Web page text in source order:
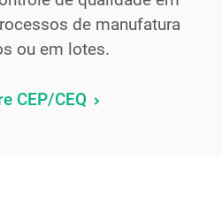
de manufatura
ou em lotes.
CEP/CEQ